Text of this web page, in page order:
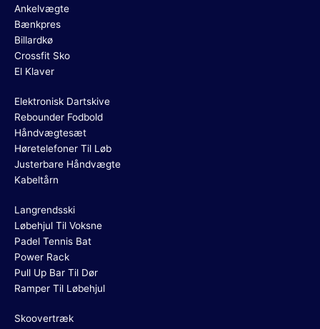
Ankelvægte
Bænkpres
Billardkø
Crossfit Sko
El Klaver
Elektronisk Dartskive
Rebounder Fodbold
Håndvægtesæt
Høretelefoner Til Løb
Justerbare Håndvægte
Kabeltårn
Langrendsski
Løbehjul Til Voksne
Padel Tennis Bat
Power Rack
Pull Up Bar Til Dør
Ramper Til Løbehjul
Skoovertræk